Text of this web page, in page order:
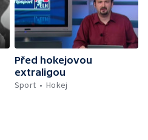
Před hokejovou
extraligou
Sport
Hokej